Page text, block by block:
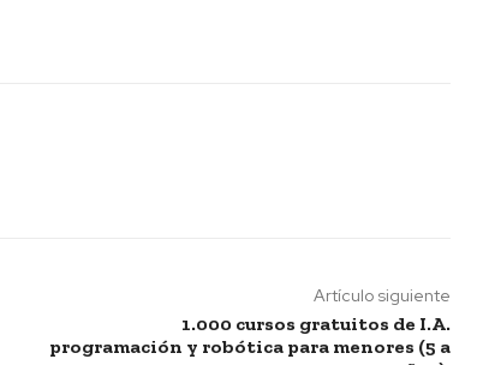
Artículo siguiente
1.000 cursos gratuitos de I.A.
programación y robótica para menores (5 a